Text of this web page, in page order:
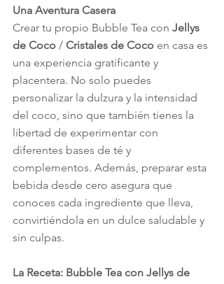
Una Aventura Casera
Crear tu propio Bubble Tea con Jellys
de Coco / Cristales de Coco en casa es
una experiencia gratificante y
placentera. No solo puedes
personalizar la dulzura y la intensidad
del coco, sino que también tienes la
libertad de experimentar con
diferentes bases de té y
complementos. Además, preparar esta
bebida desde cero asegura que
conoces cada ingrediente que lleva,
convirtiéndola en un dulce saludable y
sin culpas.
La Receta: Bubble Tea con Jellys de